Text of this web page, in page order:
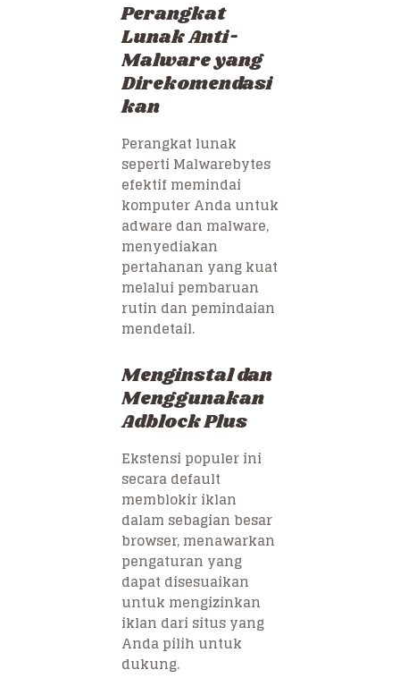
Perangkat
Lunak Anti-
Malware yang
Direkomendasi
kan
Perangkat lunak
seperti Malwarebytes
efektif memindai
komputer Anda untuk
adware dan malware,
menyediakan
pertahanan yang kuat
melalui pembaruan
rutin dan pemindaian
mendetail.
Menginstal dan
Menggunakan
Adblock Plus
Ekstensi populer ini
secara default
memblokir iklan
dalam sebagian besar
browser, menawarkan
pengaturan yang
dapat disesuaikan
untuk mengizinkan
iklan dari situs yang
Anda pilih untuk
dukung.